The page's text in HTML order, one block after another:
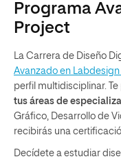
Programa
Project
La Carrera de Diseño
Avanzado en
perfil multidisciplinar.
tus áreas de
Gráfico, Desarrollo de
recibirás una
Decídete a estudiar